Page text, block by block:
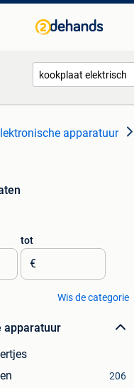
apparatuur
tot
€
Wis de categorie
apparatuur
206